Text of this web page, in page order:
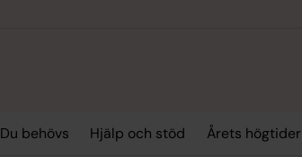
Du behövs Hjälp och stöd Årets högtider